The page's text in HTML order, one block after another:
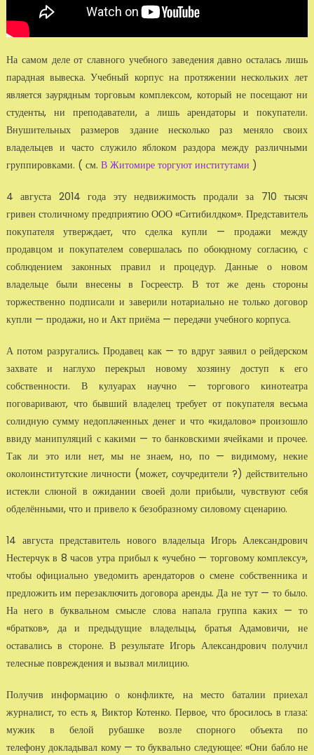
На самом деле от славного учебного заведения давно осталась лишь
парадная вывеска. Учебный корпус на протяжении нескольких лет
является заурядным торговым комплексом, который не посещают ни
студенты, ни преподаватели, а лишь арендаторы и покупатели.
Внушительных размеров здание несколько раз меняло своих
владельцев и часто служило яблоком раздора между различными
группировками. ( см. В Житомире торгуют институтами )
4 августа 2014 года эту недвижимость продали за 710 тысяч
гривен столичному предприятию ООО «Ситибилдком». Представитель
покупателя утверждает, что сделка купли — продажи между
продавцом и покупателем совершалась по обоюдному согласию, с
соблюдением законных правил и процедур. Данные о новом
владельце были внесены в Госреестр. В тот же день стороны
торжественно подписали и заверили нотариально не только договор
купли — продажи, но и Акт приёма — передачи учебного корпуса.
А потом разругались. Продавец как — то вдруг заявил о рейдерском
захвате и наглухо перекрыл новому хозяину доступ к его
собственности. В кулуарах научно — торгового кинотеатра
поговаривают, что бывший владелец требует от покупателя весьма
солидную сумму недоплаченных денег и что «кидалово» произошло
ввиду манипуляций с какими — то банковскими ячейками и прочее.
Так ли это или нет, мы не знаем, но, по — видимому, некие
околоинститутские личности (может, соучредители ?) действительно
истекли слюной в ожидании своей доли прибыли, чувствуют себя
обделёнными, что и привело к безобразному силовому сценарию.
14 августа представитель нового владельца Игорь Александрович
Нестерчук в 8 часов утра прибыл к «учебно — торговому комплексу»,
чтобы официально уведомить арендаторов о смене собственника и
предложить им перезаключить договора аренды. Да не тут — то было.
На него в буквальном смысле слова напала группа каких — то
«братков», да и предыдущие владельцы, братья Адамовичи, не
оставались в стороне. В результате Игорь Александрович получил
телесные повреждения и вызвал милицию.
Получив информацию о конфликте, на место баталии приехал
журналист, то есть я, Виктор Котенко. Первое, что бросилось в глаза:
мужик в белой рубашке возле спорного объекта по
телефону докладывал кому — то буквально следующее: «Они бабло не